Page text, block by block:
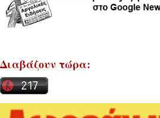
Διαβάζουν τώρα: